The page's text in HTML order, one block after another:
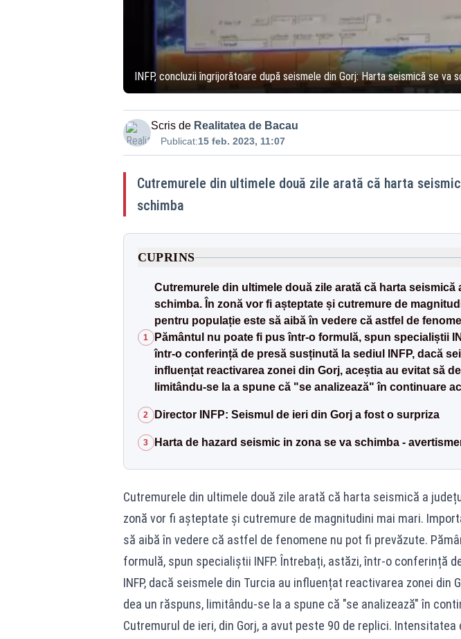
INFP, concluzii îngrijorătoare după seismele din Gorj: Harta seismică se
Scris de Realitatea de Bacau
Publicat:15 feb. 2023, 11:07
Cutremurele din ultimele două zile arată că harta
schimba
CUPRINS
1
Cutremurele din ultimele două zile arată că harta seismică
schimba. În zonă vor fi așteptate și cutremure de
pentru populație este să aibă în vedere că astfel de
Pământul nu poate fi pus într-o formulă, spun specialiștii
într-o conferință de presă susținută la sediul INFP, dacă
influențat reactivarea zonei din Gorj, aceștia au evitat să
limitându-se la a spune că "se analizează" în continuare
2 Director INFP: Seismul de ieri din Gorj a fost o surpriza
3 Harta de hazard seismic in zona se va schimba -
Cutremurele din ultimele două zile arată că harta seismică a
zonă vor fi așteptate și cutremure de magnitudini mai mari.
să aibă în vedere că astfel de fenomene nu pot fi prevăzute.
formulă, spun specialiștii INFP. Întrebați, astăzi, într-o conferință
INFP, dacă seismele din Turcia au influențat reactivarea zonei din
dea un răspuns, limitându-se la a spune că "se analizează" în
Cutremurul de ieri, din Gorj, a avut peste 90 de replici.